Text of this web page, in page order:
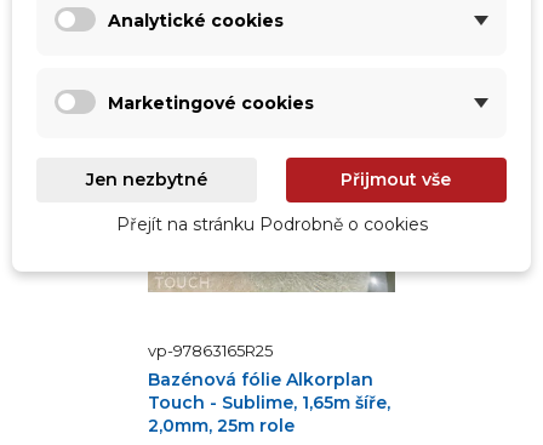
Přidat do košíku Přidat do košíku
vp-97863165R25
Bazénová fólie Alkorplan
Touch - Sublime, 1,65m šíře,
2,0mm, 25m role
Analytické cookies
Marketingové cookies
Jen nezbytné Přijmout vše
Přejít na stránku Podrobně o cookies